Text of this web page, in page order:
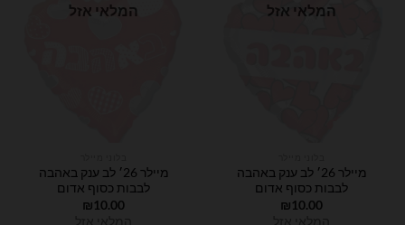
המלאי אזל
מיילר 26׳ לב ענק באהבה
לבבות כסוף אדום
₪10.00
המלאי אזל
מיילר 26׳ לב ענק באהבה
לבבות כסוף אדום
₪10.00